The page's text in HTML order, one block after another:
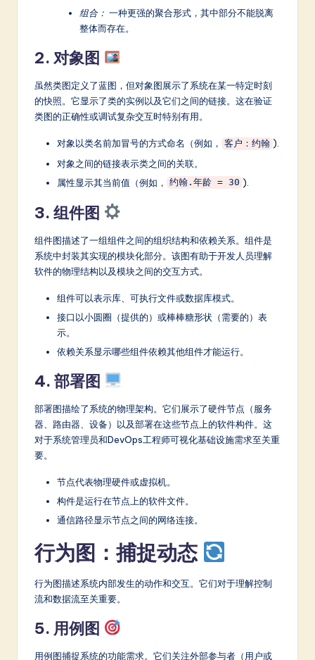
组合： 一种更强的聚合形式，其中部分不能脱离
整体而存在。
2. 对象图
虽然类图定义了蓝图，但对象图展示了系统在某一特定时刻
的快照。它显示了类的实例以及它们之间的链接。这在验证
类图的正确性或调试复杂交互时特别有用。
对象以类名前加冒号的方式命名（例如， 客户：约翰 ).
对象之间的链接表示类之间的关联。
属性显示其当前值（例如， 约翰.年龄 = 30 ).
3. 组件图
组件图描述了一组组件之间的组织结构和依赖关系。组件是
系统中封装其实现的模块化部分。该图有助于开发人员理解
软件的物理结构以及模块之间的交互方式。
组件可以表示库、可执行文件或数据库模式。
接口以小圆圈（提供的）或棒棒糖形状（需要的）表
示。
依赖关系显示哪些组件依赖其他组件才能运行。
4. 部署图
部署图描绘了系统的物理架构。它们展示了硬件节点（服务
器、路由器、设备）以及部署在这些节点上的软件构件。这
对于系统管理员和DevOps工程师可视化基础设施需求至关重
要。
节点代表物理硬件或虚拟机。
构件是运行在节点上的软件文件。
通信路径显示节点之间的网络连接。
行为图：捕捉动态
行为图描述系统内部发生的动作和交互。它们对于理解控制
流和数据流至关重要。
5. 用例图
用例图捕捉系统的功能需求。它们关注外部参与者（用户或